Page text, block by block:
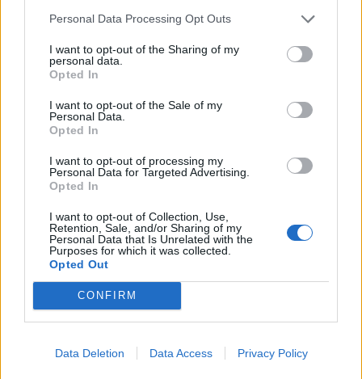
Personal Data Processing Opt Outs
I want to opt-out of the Sharing of my
personal data.
Opted In
I want to opt-out of the Sale of my
Personal Data.
Opted In
I want to opt-out of processing my
Personal Data for Targeted Advertising.
Opted In
I want to opt-out of Collection, Use,
Retention, Sale, and/or Sharing of my
Personal Data that Is Unrelated with the
Purposes for which it was collected.
Opted Out
CONFIRM
Data Deletion Data Access Privacy Policy
Capacita Jovem de Poiares aproxima
Colheita de sangue regressa ao
Hospital Sousa Martins durante o mês
de agosto
DESTAQUES